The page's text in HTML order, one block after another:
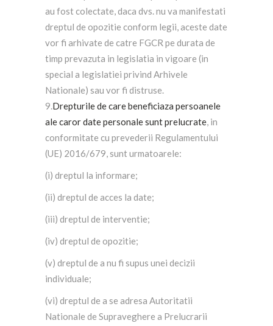
au fost colectate, daca dvs. nu va manifestati
dreptul de opozitie conform legii, aceste date
vor fi arhivate de catre FGCR pe durata de
timp prevazuta in legislatia in vigoare (in
special a legislatiei privind Arhivele
Nationale) sau vor fi distruse.
9.Drepturile de care beneficiaza persoanele
ale caror date personale sunt prelucrate, in
conformitate cu prevederii Regulamentului
(UE) 2016/679, sunt urmatoarele:
(i) dreptul la informare;
(ii) dreptul de acces la date;
(iii) dreptul de interventie;
(iv) dreptul de opozitie;
(v) dreptul de a nu fi supus unei decizii
individuale;
(vi) dreptul de a se adresa Autoritatii
Nationale de Supraveghere a Prelucrarii